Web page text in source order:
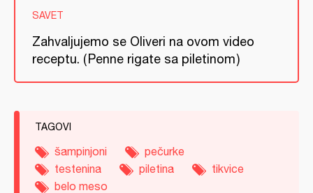
SAVET
Zahvaljujemo se Oliveri na ovom video
receptu. (Penne rigate sa piletinom)
TAGOVI
šampinjoni
pečurke
testenina
piletina
tikvice
belo meso